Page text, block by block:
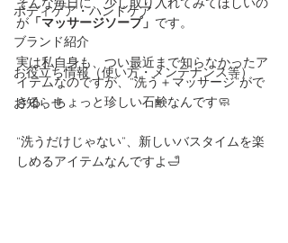
ボディケア・ハンドケア
ブランド紹介
お役立ち情報（使い方・メンテナンス等）
お知らせ
そんな毎日に、少し取り入れてみてほしいの
が 「マッサージソープ」 です。
実は私自身も、つい最近まで知らなかったア
イテムなのですが、“洗う＋マッサージ”がで
きる、ちょっと珍しい石鹸なんです🧼
“洗うだけじゃない”、新しいバスタイムを楽
しめるアイテムなんですよ🛁